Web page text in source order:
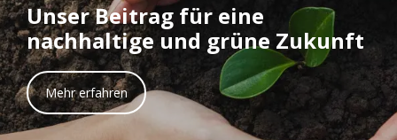
Unser Beitrag für eine
nachhaltige und grüne Zukunft
Mehr erfahren